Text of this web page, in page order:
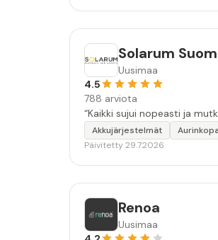
Solarum
Uusimaa
4.5
788 arviota
“Kaikki sujui nopeasti ja
Akkujärjestelmät
Päivitetty 29.7.2026
Renoa
Uusimaa